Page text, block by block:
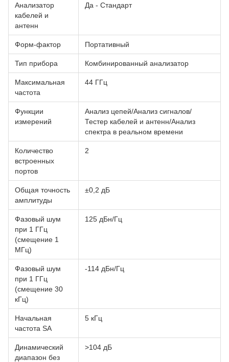
Анализатор
кабелей и
антенн
Да - Стандарт
Форм-фактор Портативный
Тип прибора Комбинированный анализатор
Максимальная
частота
44 ГГц
Функции
измерений
Анализ цепей/Анализ сигналов/
Тестер кабелей и антенн/Анализ
спектра в реальном времени
Количество
встроенных
портов
2
Общая точность
амплитуды
±0,2 дБ
Фазовый шум
при 1 ГГц
(смещение 1
МГц)
125 дБн/Гц
Фазовый шум
при 1 ГГц
(смещение 30
кГц)
-114 дБн/Гц
Начальная
частота SA
5 кГц
Динамический
диапазон без
>104 дБ